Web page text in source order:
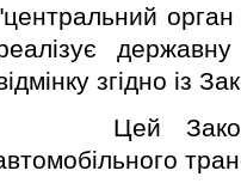
згiдно iз
Цей Закон